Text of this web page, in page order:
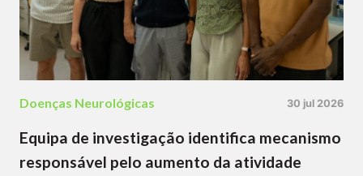
Doenças Neurológicas 30 jul 2026
Equipa de investigação identifica mecanismo
responsável pelo aumento da atividade